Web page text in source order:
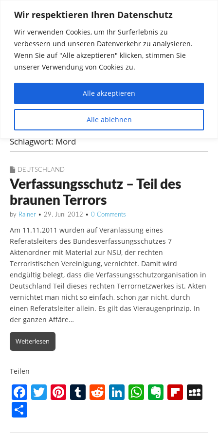
Wir respektieren Ihren Datenschutz
Wir verwenden Cookies, um Ihr Surferlebnis zu
verbessern und unseren Datenverkehr zu analysieren.
Wenn Sie auf "Alle akzeptieren" klicken, stimmen Sie
unserer Verwendung von Cookies zu.
Alle ablehnen
Alle akzeptieren
Rainer in Krawickel
Dinge die mich interessieren diskutieren
Schlagwort: Mord
DEUTSCHLAND
Verfassungsschutz – Teil des
braunen Terrors
by Rainer • 29. Juni 2012 • 0 Comments
Am 11.11.2011 wurden auf Veranlassung eines
Referatsleiters des Bundesverfassungsschutzes 7
Aktenordner mit Material zur NSU, der rechten
Terroristischen Vereinigung, vernichtet. Damit wird
endgültig belegt, dass die Verfassungsschutzorganisation in
Deutschland Teil dieses rechten Terrornetzwerkes ist. Akten
vernichtet man nicht so einfach, schon gar nicht, durch
einen Referatsleiter allein. Es gilt das Vieraugenprinzip. In
der ganzen Affäre…
Weiterlesen
Teilen
F T Pi T R Li W E Fl